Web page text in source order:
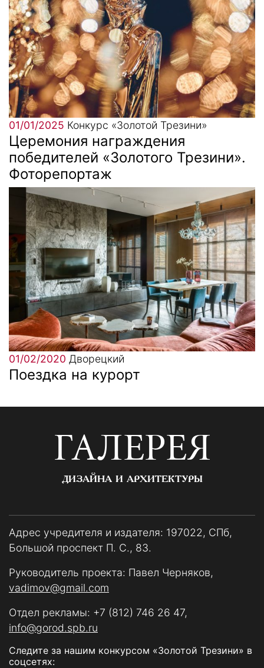
01/01/2025 Конкурс «Золотой Трезини»
Церемония награждения
победителей «Золотого Трезини».
Фоторепортаж
01/02/2020 Дворецкий
Поездка на курорт
ГАЛЕРЕЯ
ДИЗАЙНА И АРХИТЕКТУРЫ
Адрес учредителя и издателя: 197022, СПб,
Большой проспект П. С., 83.
Руководитель проекта: Павел Черняков,
vadimov@gmail.com
Отдел рекламы: +7 (812) 746 26 47,
info@gorod.spb.ru
Следите за нашим конкурсом «Золотой Трезини» в
соцсетях: